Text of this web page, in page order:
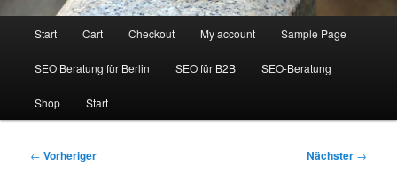
Start Cart Checkout My account Sample Page
SEO Beratung für Berlin SEO für B2B SEO-Beratung
Shop Start
Beitragsnavigation
← Vorheriger Nächster →